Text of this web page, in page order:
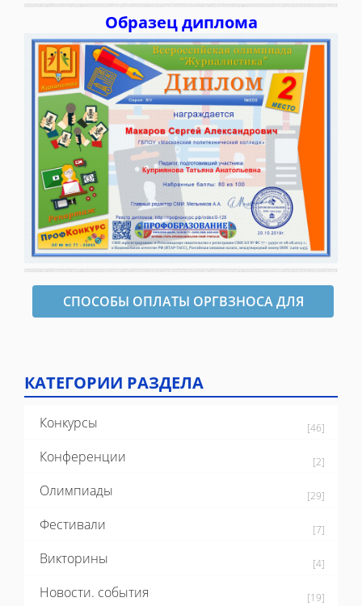
Образец диплома
СПОСОБЫ ОПЛАТЫ ОРГВЗНОСА ДЛЯ
КАТЕГОРИИ РАЗДЕЛА
Конкурсы [46]
Конференции [2]
Олимпиады [29]
Фестивали [7]
Викторины [4]
Новости. события [19]